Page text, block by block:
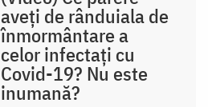
aveți de rânduiala de
înmormântare a
celor infectați cu
Covid-19? Nu este
inumană?